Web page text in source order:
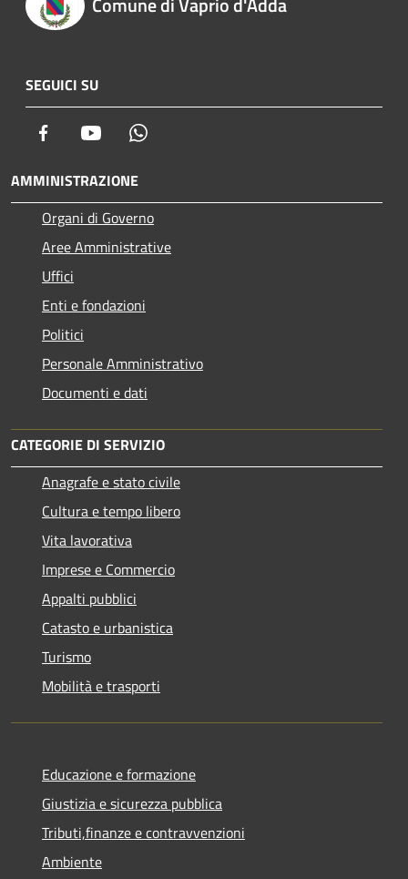
SEGUICI SU
Facebook Youtube
AMMINISTRAZIONE
Organi di Governo
Aree Amministrative
Uffici
Enti e fondazioni
Politici
Personale Amministrativo
Documenti e dati
CATEGORIE DI SERVIZIO
Anagrafe e stato civile
Cultura e tempo libero
Vita lavorativa
Imprese e Commercio
Appalti pubblici
Catasto e urbanistica
Turismo
Mobilità e trasporti
Educazione e formazione
Giustizia e sicurezza pubblica
Tributi,finanze e contravvenzioni
Ambiente